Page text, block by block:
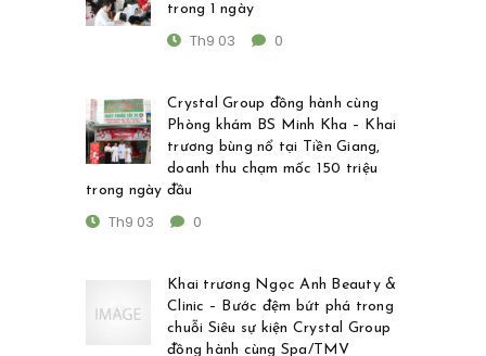
trong 1 ngày
Th9 03 0
Crystal Group đồng hành cùng
Phòng khám BS Minh Kha – Khai
trương bùng nổ tại Tiền Giang,
doanh thu chạm mốc 150 triệu
trong ngày đầu
Th9 03 0
Khai trương Ngọc Anh Beauty &
Clinic – Bước đệm bứt phá trong
chuỗi Siêu sự kiện Crystal Group
đồng hành cùng Spa/TMV